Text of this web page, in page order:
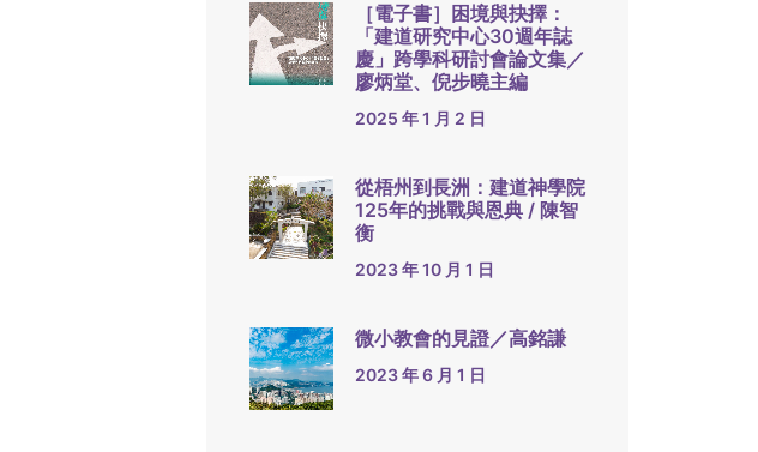
［電子書］困境與抉擇：
「建道研究中心30週年誌
慶」跨學科研討會論文集／
廖炳堂、倪步曉主編
2025 年 1 月 2 日
從梧州到長洲：建道神學院
125年的挑戰與恩典 / 陳智
衡
2023 年 10 月 1 日
微小教會的見證／高銘謙
2023 年 6 月 1 日